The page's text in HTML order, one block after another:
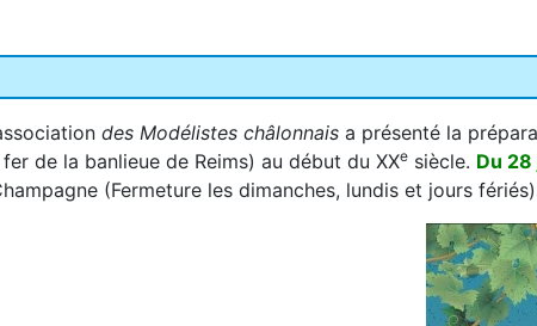
des Modélistes châlonnais a présenté la
de la banlieue de Reims) au début du XXe siècle. Du
(Fermeture les dimanches, lundis et jours